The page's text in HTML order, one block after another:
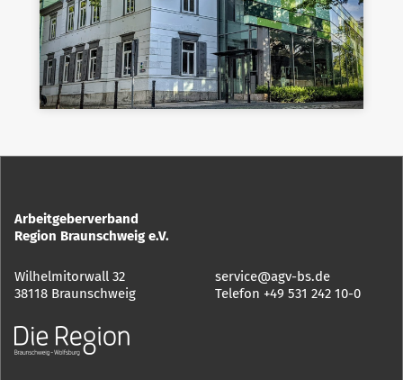
Arbeitgeberverband
Region Braunschweig e.V.
Wilhelmitorwall 32
38118 Braunschweig
service@agv-bs.de
Telefon +49 531 242 10-0